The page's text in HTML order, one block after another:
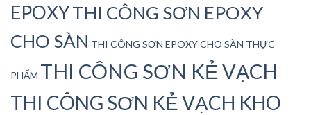
EPOXYTHI CÔNG SƠN EPOXY
CHO SÀN THI CÔNG SƠN EPOXY CHO SÀN THỰC
PHẨM THI CÔNG SƠN KẺ VẠCH
THI CÔNG SƠN KẺ VẠCH KHO